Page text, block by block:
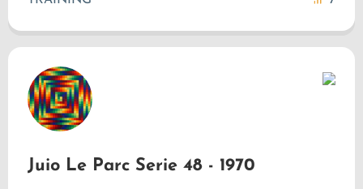
Juio Le Parc Serie 48 - 1970